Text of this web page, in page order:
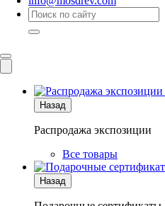
Назад
Распродажа экспозиции
Все товары
Назад